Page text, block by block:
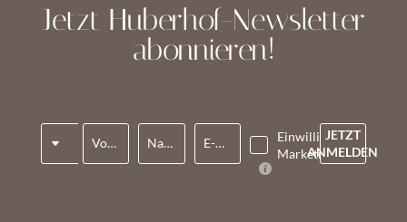
Familienzeit
SPIELEWELTEN FÜR PÄRCHEN
PANORAMAPOOL
Jetzt Huberhof-Newsletter
abonnieren!
Vorname* Nachname* E-Mail*
Einwilligung
Marketing*
JETZT
ANMELDEN